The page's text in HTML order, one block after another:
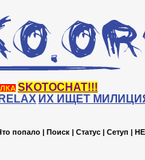
SKOTOCHAT!!!
RELAX ИХ ИЩЕТ
попало | Поиск | Статус | Сетуп |